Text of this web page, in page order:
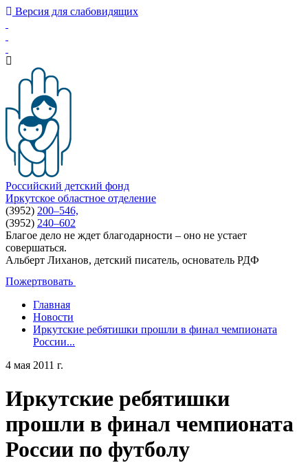
Версия для слабовидящих
Российский детский фонд
Иркутское областное отделение
(3952) 200–546,
(3952) 240–602
Благое дело не ждет благодарности – оно не устает
совершаться.
Альберт Лиханов, детский писатель, основатель РДФ
Пожертвовать
Главная
Новости
Иркутские ребятишки прошли в финал чемпионата
России...
4 мая 2011 г.
Иркутские ребятишки
прошли в финал чемпионата
России по футболу